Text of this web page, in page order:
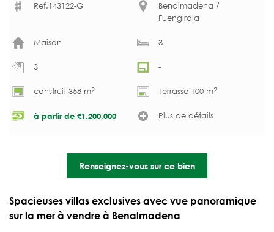
Ref.143122-G
Benalmadena /
Fuengirola
Maison 3
3 -
construit 358 m2 Terrasse 100 m2
à partir de €1.200.000 Plus de détails
Renseignez-vous sur ce bien
Spacieuses villas exclusives avec vue panoramique
sur la mer à vendre à Benalmadena